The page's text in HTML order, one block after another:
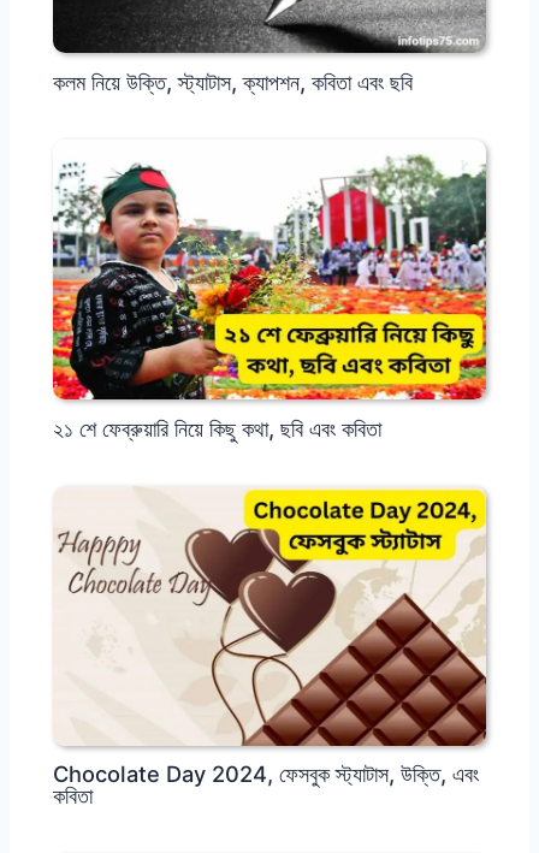
কলম নিয়ে উক্তি, স্ট্যাটাস, ক্যাপশন, কবিতা এবং ছবি
২১ শে ফেব্রুয়ারি নিয়ে কিছু কথা, ছবি এবং কবিতা
Chocolate Day 2024, ফেসবুক স্ট্যাটাস, উক্তি, এবং
কবিতা